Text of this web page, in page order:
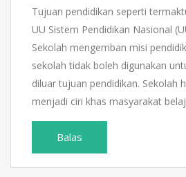
Tujuan pendidikan seperti
UU Sistem Pendidikan Nasional
Sekolah mengemban misi
sekolah tidak boleh digunakan
diluar tujuan pendidikan. Sekolah
menjadi ciri khas masyarakat
Balas